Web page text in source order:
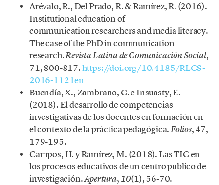
Arévalo, R., Del Prado, R. & Ramírez, R. (2016).
Institutional education of
communication researchers and media literacy.
The case of the PhD in communication
research.Revista Latina de Comunicación Social,
71, 800-817.https://doi.org/10.4185/RLCS-
2016-1121en
Buendía, X., Zambrano, C. e Insuasty, E.
(2018). El desarrollo de competencias
investigativas de los docentes en formación en
el contexto de la práctica pedagógica.Folios, 47,
179-195.
Campos, H. y Ramírez, M. (2018). Las TIC en
los procesos educativos de un centro público de
investigación.Apertura,10(1), 56-70.